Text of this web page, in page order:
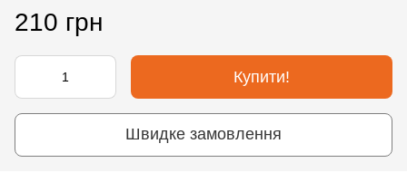
210 грн
Купити!
Швидке замовлення